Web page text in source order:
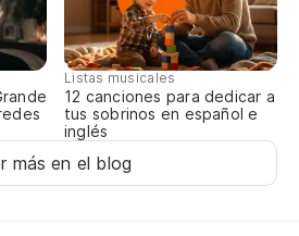
Listas musicales
12 canciones para dedicar a
tus sobrinos en español e
inglés
más en el blog